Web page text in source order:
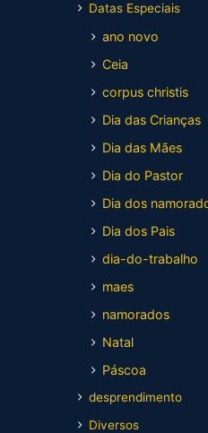
Datas Especiais
ano novo
Ceia
corpus christis
Dia das Crianças
Dia das Mães
Dia do Pastor
Dia dos
Dia dos Pais
dia-do-trabalho
maes
namorados
Natal
Páscoa
desprendimento
Diversos